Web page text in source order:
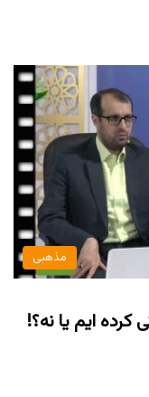
مذهبی
ایم یا نه؟!